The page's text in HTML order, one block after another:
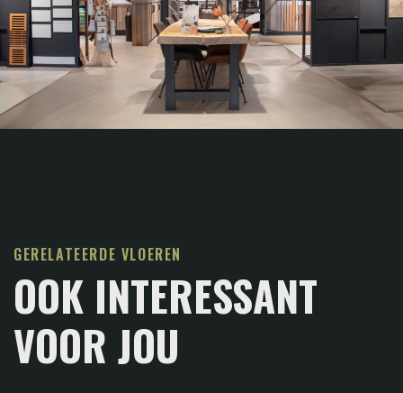
GERELATEERDE VLOEREN
OOK INTERESSANT
VOOR JOU